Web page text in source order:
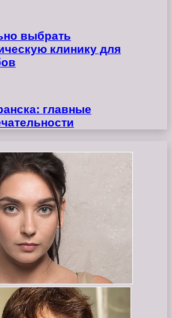
выбрать
клинику для
главные